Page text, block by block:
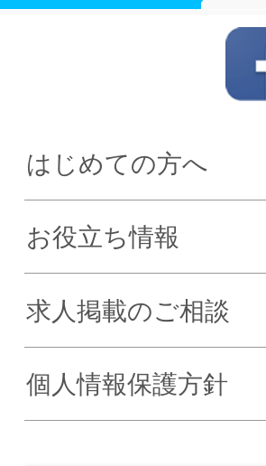
はじめての方へ
お役立ち情報
求人掲載のご相談
個人情報保護方針